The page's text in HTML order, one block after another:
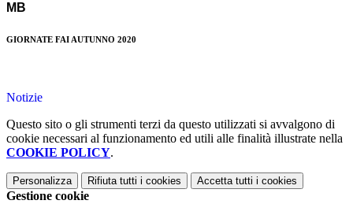
MB
GIORNATE FAI AUTUNNO 2020
Notizie
Questo sito o gli strumenti terzi da questo utilizzati si avvalgono di
cookie necessari al funzionamento ed utili alle finalità illustrate nella
COOKIE POLICY.
Personalizza Rifiuta tutti i cookies Accetta tutti i cookies
Gestione cookie